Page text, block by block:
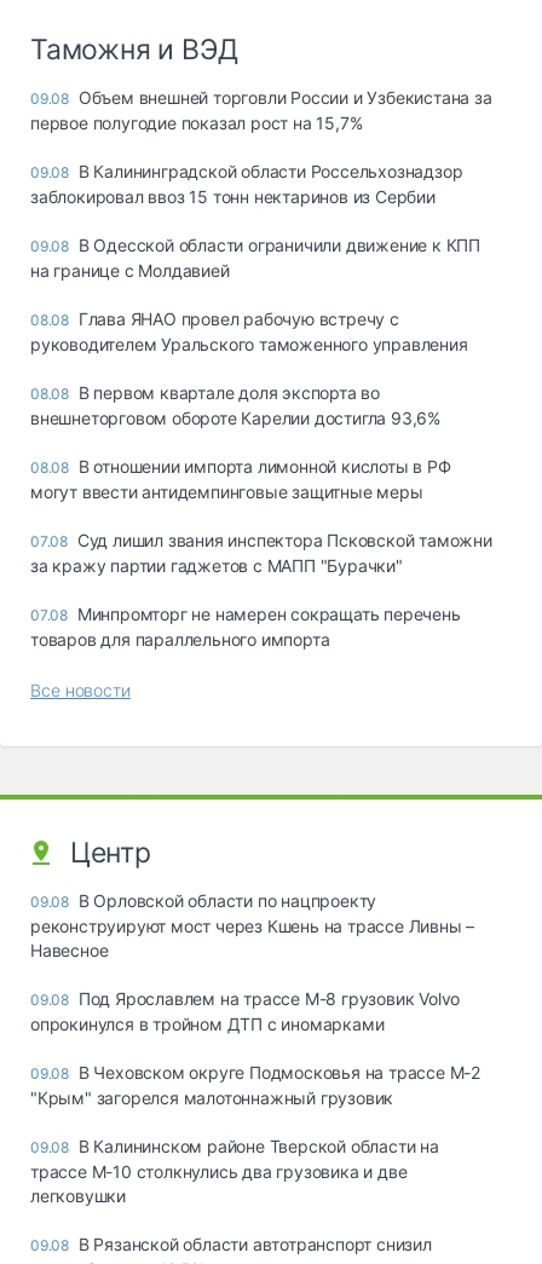
Таможня и ВЭД
09.08 Объем внешней торговли России и Узбекистана за
первое полугодие показал рост на 15,7%
09.08 В Калининградской области Россельхознадзор
заблокировал ввоз 15 тонн нектаринов из Сербии
09.08 В Одесской области ограничили движение к КПП
на границе с Молдавией
08.08 Глава ЯНАО провел рабочую встречу с
руководителем Уральского таможенного управления
08.08 В первом квартале доля экспорта во
внешнеторговом обороте Карелии достигла 93,6%
08.08 В отношении импорта лимонной кислоты в РФ
могут ввести антидемпинговые защитные меры
07.08 Суд лишил звания инспектора Псковской таможни
за кражу партии гаджетов с МАПП "Бурачки"
07.08 Минпромторг не намерен сокращать перечень
товаров для параллельного импорта
Все новости
Центр
09.08 В Орловской области по нацпроекту
реконструируют мост через Кшень на трассе Ливны –
Навесное
09.08 Под Ярославлем на трассе М-8 грузовик Volvo
опрокинулся в тройном ДТП с иномарками
09.08 В Чеховском округе Подмосковья на трассе М-2
"Крым" загорелся малотоннажный грузовик
09.08 В Калининском районе Тверской области на
трассе М-10 столкнулись два грузовика и две
легковушки
09.08 В Рязанской области автотранспорт снизил